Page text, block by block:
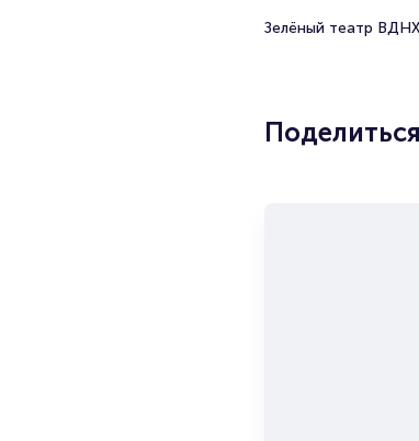
Зелёный театр